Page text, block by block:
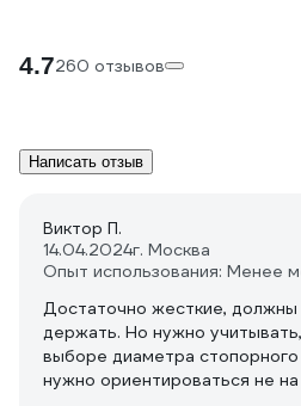
4.7260 отзывов
Написать отзыв
Виктор П.
14.04.2024г. Москва
Опыт использования: Менее
Достаточно жесткие, должны
держать. Но нужно
выборе диаметра стопорного
нужно ориентироваться не